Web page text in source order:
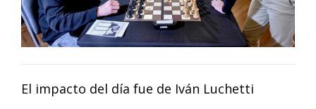
El impacto del día fue de Iván Luchetti